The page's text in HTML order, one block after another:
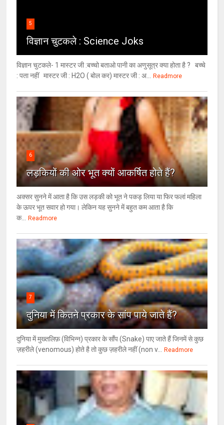
5
विज्ञान चुटकले : Science Joks
विज्ञान चुटकले- 1 मास्टर जी :बच्चो बताओ पानी का अणुसूत्र क्या होता है ? बच्चे
: पता नहीं मास्टर जी : H2O ( बोल कर) मास्टर जी : अ...
Readmore
6
लड़कियों की ओर भूत क्‍यों आकर्षित होते हैं?
अक्सर सुनने में आता है कि उस लड़की को भूत ने पकड़ लिया या फिर फलां महिला
के ऊपर भूत सवार हो गया। लेकिन यह सुनने में बहुत कम आता है कि
क...
Readmore
7
दुनिया में कितने प्रकार के सांप पाये जाते हैं?
दुनिया में मुख्तलिफ़ (विभिन्न) प्रकार के साँप (Snake) पाए जाते हैं जिनमें से कुछ
ज़हरीले (venomous) होते है तो कुछ ज़हरीले नहीं (non v...
Readmore